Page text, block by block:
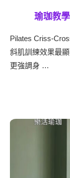
瑜珈教
Pilates Criss-
斜肌訓練效果最
更強調身 …